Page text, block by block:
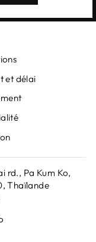
et délai
rd., Pa Kum Ko,
Thaïlande